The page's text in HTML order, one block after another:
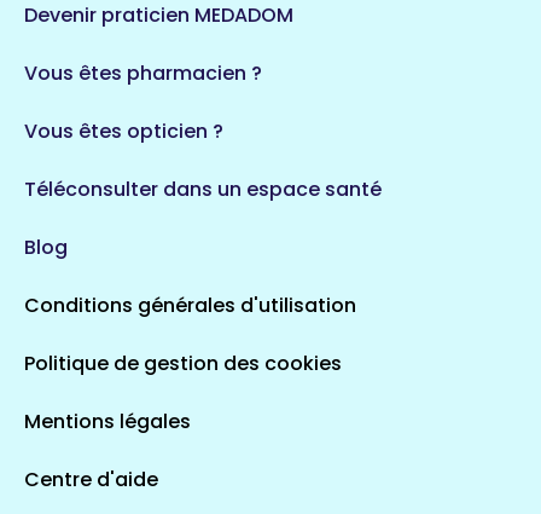
Devenir praticien MEDADOM
Vous êtes pharmacien ?
Vous êtes opticien ?
Téléconsulter dans un espace santé
Blog
Conditions générales d'utilisation
Politique de gestion des cookies
Mentions légales
Centre d'aide